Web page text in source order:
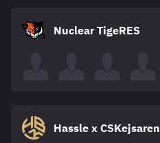
Nuclear TigeRES
Hassle x CSKejsaren